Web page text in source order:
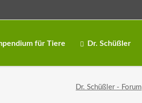
für Tiere Dr. Schüßler
Salben
Dr. Schüßler - Forum